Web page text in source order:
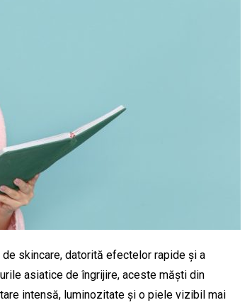
skincare, datorită efectelor rapide și a
asiatice de îngrijire, aceste măști din
intensă, luminozitate și o piele vizibil mai